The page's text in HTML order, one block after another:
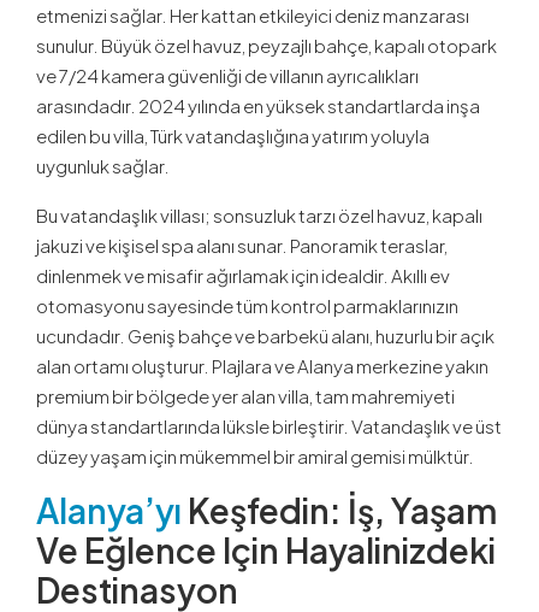
etmenizi sağlar. Her kattan etkileyici deniz manzarası
sunulur. Büyük özel havuz, peyzajlı bahçe, kapalı otopark
ve 7/24 kamera güvenliği de villanın ayrıcalıkları
arasındadır. 2024 yılında en yüksek standartlarda inşa
edilen bu villa, Türk vatandaşlığına yatırım yoluyla
uygunluk sağlar.
Bu vatandaşlık villası; sonsuzluk tarzı özel havuz, kapalı
jakuzi ve kişisel spa alanı sunar. Panoramik teraslar,
dinlenmek ve misafir ağırlamak için idealdir. Akıllı ev
otomasyonu sayesinde tüm kontrol parmaklarınızın
ucundadır. Geniş bahçe ve barbekü alanı, huzurlu bir açık
alan ortamı oluşturur. Plajlara ve Alanya merkezine yakın
premium bir bölgede yer alan villa, tam mahremiyeti
dünya standartlarında lüksle birleştirir. Vatandaşlık ve üst
düzey yaşam için mükemmel bir amiral gemisi mülktür.
Alanya’yı Keşfedin: İş, Yaşam
Ve Eğlence Için Hayalinizdeki
Destinasyon